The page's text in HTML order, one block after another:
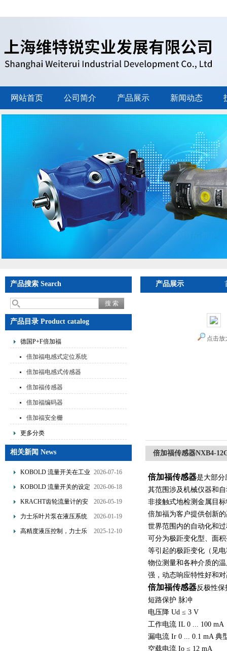
网站首页 公司简介 产品展示 新闻动态
产品搜索 Search
产品目录 Product catalog
德国P+F倍加福
倍加福电感式定位系统
倍加福电感式传感器
倍加福传感器
倍加福编码器
倍加福安全栅
更多分类
相关新闻 News
KOBOLD 流量开关在工业
管道水流量监测中的应用
2026-07-16
KOBOLD 流量开关的设定
流量调节与刻度指示
2026-06-18
KRACHT齿轮流量计的安
装要求：直管段、过滤器
2026-05-19
力士乐叶片泵在液压系统
中的应用分析
2026-01-19
高精度液压控制，力士乐
2025-12-10
产品展示
点击放
倍加福传感器NXB4-
倍加福传感器是大部分
其范围涉及机械仪器和
非接触式地检测金属目
倍加福为客户提供创新
世界范围内的自动化和
可分为极距变化型、面
等引起的极距变化（见
物位测量和各种介质的
强，动态响应特性好和
倍加福传感器反极性保
短路保护 脉冲
电压降 Ud ≤ 3 V
工作电流 IL 0 ... 100 mA
漏电流 Ir 0 ... 0.1 mA 典
空载电流 Io ≤ 12 mA